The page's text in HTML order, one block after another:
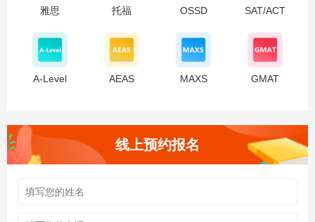
雅思 托福 OSSD SAT/ACT
A-Level AEAS MAXS GMAT
线上预约报名